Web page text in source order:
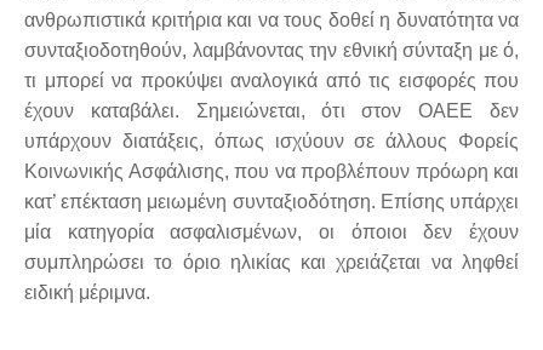
ανθρωπιστικά κριτήρια και να τους δοθεί η δυνατότητα να
συνταξιοδοτηθούν, λαμβάνοντας την εθνική σύνταξη με ό,
τι μπορεί να προκύψει αναλογικά από τις εισφορές που
έχουν καταβάλει. Σημειώνεται, ότι στον ΟΑΕΕ δεν
υπάρχουν διατάξεις, όπως ισχύουν σε άλλους Φορείς
Κοινωνικής Ασφάλισης, που να προβλέπουν πρόωρη και
κατ’ επέκταση μειωμένη συνταξιοδότηση. Επίσης υπάρχει
μία κατηγορία ασφαλισμένων, οι όποιοι δεν έχουν
συμπληρώσει το όριο ηλικίας και χρειάζεται να ληφθεί
ειδική μέριμνα.